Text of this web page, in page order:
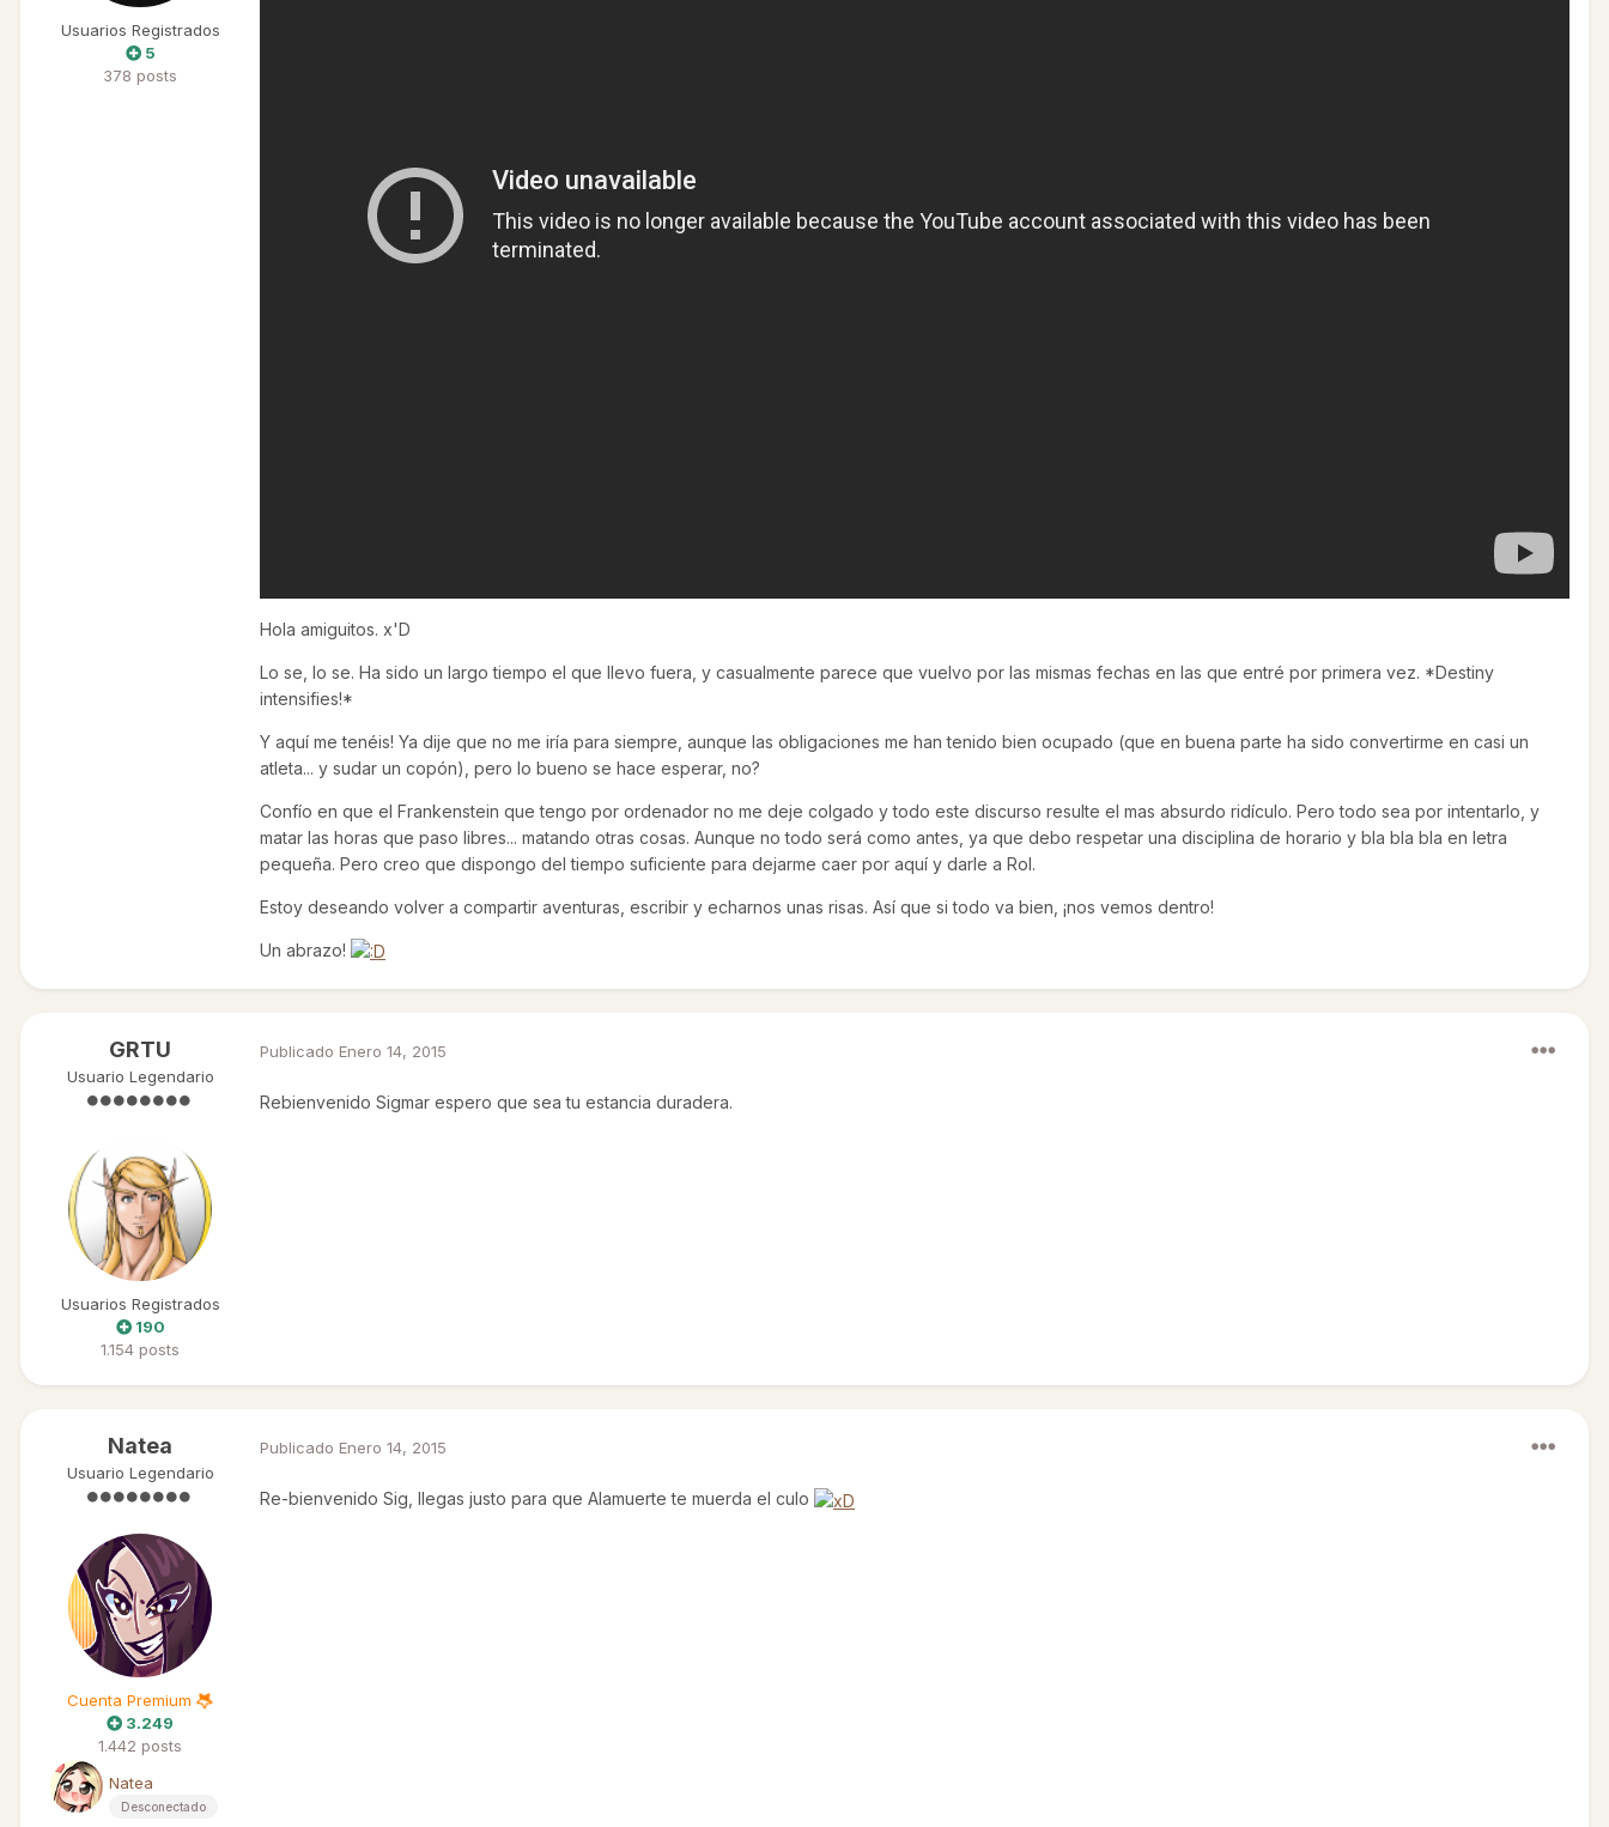
Usuarios Registrados
5
378 posts
Hola amiguitos. x'D
Lo se, lo se. Ha sido un largo tiempo el que llevo fuera, y casualmente parece que vuelvo por las mismas fechas en las que entré por primera vez. *Destiny
intensifies!*
Y aquí me tenéis! Ya dije que no me iría para siempre, aunque las obligaciones me han tenido bien ocupado (que en buena parte ha sido convertirme en casi un
atleta... y sudar un copón), pero lo bueno se hace esperar, no?
Confío en que el Frankenstein que tengo por ordenador no me deje colgado y todo este discurso resulte el mas absurdo ridículo. Pero todo sea por intentarlo, y
matar las horas que paso libres... matando otras cosas. Aunque no todo será como antes, ya que debo respetar una disciplina de horario y bla bla bla en letra
pequeña. Pero creo que dispongo del tiempo suficiente para dejarme caer por aquí y darle a Rol.
Estoy deseando volver a compartir aventuras, escribir y echarnos unas risas. Así que si todo va bien, ¡nos vemos dentro!
Un abrazo!
GRTU
Usuario Legendario
Usuarios Registrados
190
1.154 posts
Publicado Enero 14, 2015
Rebienvenido Sigmar espero que sea tu estancia duradera.
Natea
Usuario Legendario
Cuenta Premium
3.249
1.442 posts
Natea
Desconectado
Publicado Enero 14, 2015
Re-bienvenido Sig, llegas justo para que Alamuerte te muerda el culo